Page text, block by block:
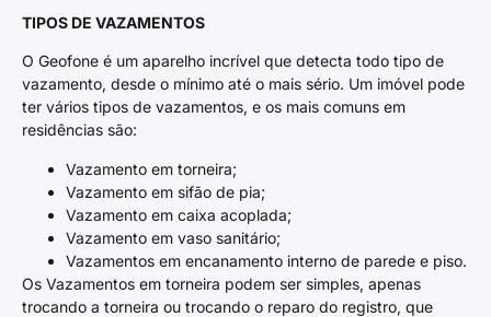
TIPOS DE VAZAMENTOS
O Geofone é um aparelho incrível que detecta todo tipo de
vazamento, desde o mínimo até o mais sério. Um imóvel pode
ter vários tipos de vazamentos, e os mais comuns em
residências são:
Vazamento em torneira;
Vazamento em sifão de pia;
Vazamento em caixa acoplada;
Vazamento em vaso sanitário;
Vazamentos em encanamento interno de parede e piso.
Os Vazamentos em torneira podem ser simples, apenas
trocando a torneira ou trocando o reparo do registro, que